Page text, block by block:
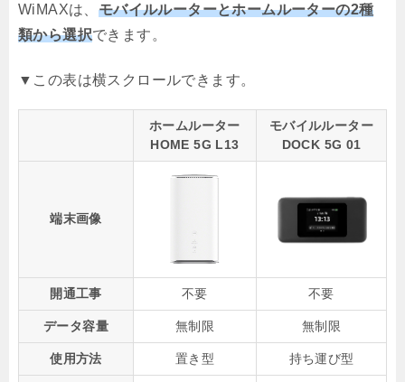
WiMAXは、 モバイルルーターとホームルーターの2種
類から選択できます。
ホームルーター
HOME 5G L13
モバイルルーター
DOCK 5G 01
端末画像
開通工事 不要 不要
データ容量 無制限 無制限
使用方法 置き型 持ち運び型